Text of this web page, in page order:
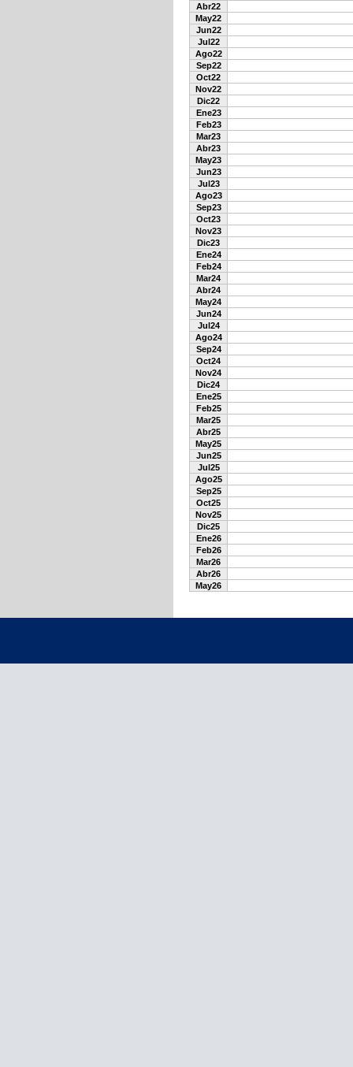
Abr22
May22
Jun22
Jul22
Ago22
Sep22
Oct22
Nov22
Dic22
Ene23
Feb23
Mar23
Abr23
May23
Jun23
Jul23
Ago23
Sep23
Oct23
Nov23
Dic23
Ene24
Feb24
Mar24
Abr24
May24
Jun24
Jul24
Ago24
Sep24
Oct24
Nov24
Dic24
Ene25
Feb25
Mar25
Abr25
May25
Jun25
Jul25
Ago25
Sep25
Oct25
Nov25
Dic25
Ene26
Feb26
Mar26
Abr26
May26